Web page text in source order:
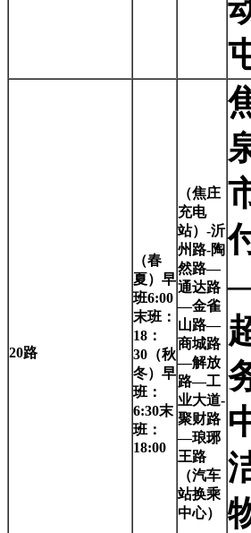
20路
（春
夏）早
班6:00
末班：
18：
30（秋
冬）早
班：
6:30末
班：
18:00
（焦庄
充电
站）-沂
州路-陶
然路—
通达路
—金雀
山路—
商城路
—解放
路—工
业大道-
聚财路
—琅琊
王路
（汽车
站换乘
中心）